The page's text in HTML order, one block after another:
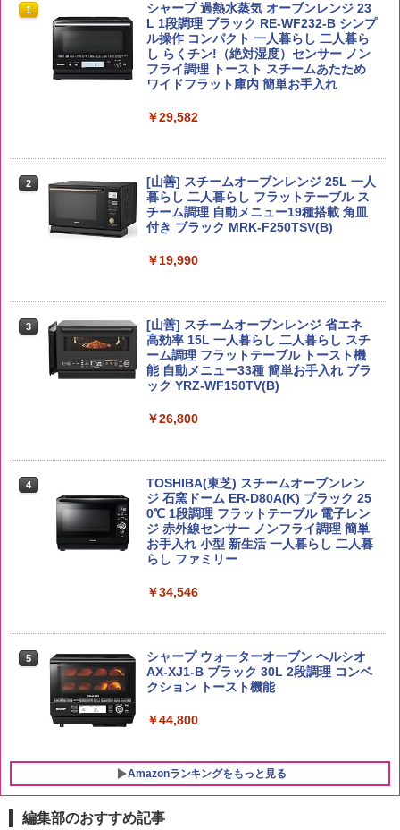
1 by Amazon 国産ブレンド米 精米 5kg
￥2,650
￥3,325
by Amazon あきたこまちブレンド 無洗
【在庫処分価格】ももたろう印 無洗米 5
新潟県産新之助 無洗米 5kg 令和7年産
￥4,536
1
ブラックニッカ ニッカ Nikka ウィスキ
ー4000ml ブラックニッカクリア ウヰス
キー 【日本 アサヒ ウィスキー】 大容量
お得 4リットル
￥3,940
￥6,051
￥20,000
イスキー ハイボール 缶
トリスウイスキー 4000ml サントリー 大
容量 4リットル
1
チキンラーメン どんぶり 85g×12個 日清
食品 インスタント カップ麺
￥1,745
【公式】ブタメン とんこつ味 35g×15個
パニー
￥1,288
￥2,294
ーフードヌードル 高たんぱく&低糖質 さ
カップヌードル レギュラー 日清食品 カ
ップ麺 78g×20個
￥3,213
1
シャープ 過熱水蒸気 オーブンレンジ 23
L 1段調理 ブラック RE-WF232-B シンプ
ル操作 コンパクト 一人暮らし 二人暮ら
し らくチン!（絶対湿度）センサー ノン
フライ調理 トースト スチームあたため
ワイドフラット庫内 簡単お手入れ
￥29,582
2
[山善] スチームオーブンレンジ 25L 一人
暮らし 二人暮らし フラットテーブル ス
チーム調理 自動メニュー19種搭載 角皿
付き ブラック MRK-F250TSV(B)
￥19,990
3
[山善] スチームオーブンレンジ 省エネ
高効率 15L 一人暮らし 二人暮らし スチ
ーム調理 フラットテーブル トースト機
能 自動メニュー33種 簡単お手入れ ブラ
ック YRZ-WF150TV(B)
￥26,800
4
TOSHIBA(東芝) スチームオーブンレン
ジ 石窯ドーム ER-D80A(K) ブラック 25
0℃ 1段調理 フラットテーブル 電子レン
ジ 赤外線センサー ノンフライ調理 簡単
お手入れ 小型 新生活 一人暮らし 二人暮
らし ファミリー
￥34,546
5
シャープ ウォーターオーブン ヘルシオ
AX-XJ1-B ブラック 30L 2段調理 コンベ
クション トースト機能
￥44,800
Amazonランキングをもっと見る
編集部のおすすめ記事